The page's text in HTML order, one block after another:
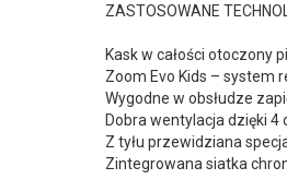
ZASTOSOWANE
Kask w całości otoczony
Zoom Evo Kids – system
Wygodne w obsłudze
Dobra wentylacja dzięki
Z tyłu przewidziana
Zintegrowana siatka